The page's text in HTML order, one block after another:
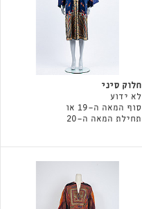
חלוק סיני
לא ידוע
סוף המאה ה-19 או
תחילת המאה ה-20